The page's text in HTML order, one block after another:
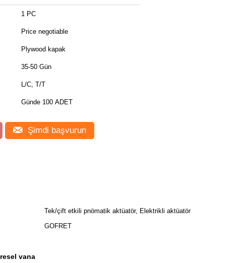
1 PC
Price negotiable
Plywood kapak
35-50 Gün
L/C, T/T
Günde 100 ADET
Şimdi başvurun
Tek/çift etkili pnömatik aktüatör, Elektrikli aktüatör
GOFRET
vana